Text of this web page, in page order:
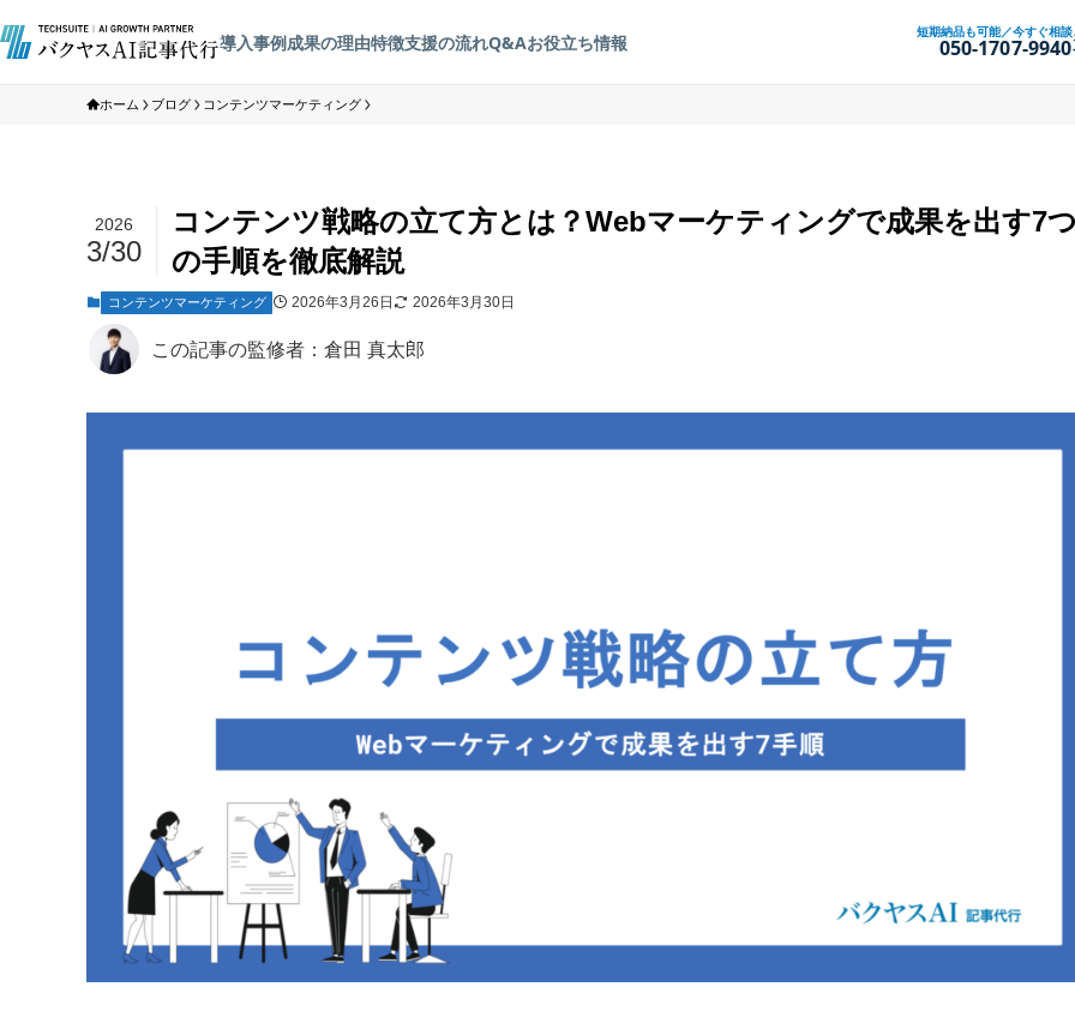
導入事例成果の理由特徴支援の流れQ&Aお役立ち情報 短期納品も可能／今すぐ相談
050-1707-9940
ホーム ブログ コンテンツマーケティング
コンテンツ戦略の立て方とは？Webマーケティングで成果を出す7
の手順を徹底解説
2026
3/30
コンテンツマーケティング 2026年3月26日 2026年3月30日
この記事の監修者：倉田 真太郎